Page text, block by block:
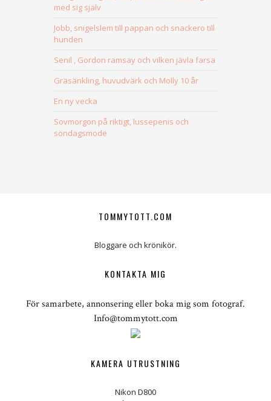
med sig själv
Jobb, snigelslem till pappan och snackero till
hunden
Senil , Gordon ramsay och vilken jävla farsa
Gräsänkling, huvudvärk och Molly 10 år
En ny vecka
Sovmorgon på riktigt, lussepenis och
söndagsmode
TOMMYTOTT.COM
Bloggare och krönikör.
KONTAKTA MIG
För samarbete, annonsering eller boka mig som fotograf.
Info@tommytott.com
KAMERA UTRUSTNING
Nikon D800